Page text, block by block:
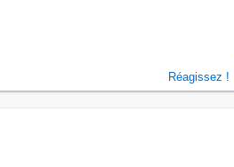
Réagissez !